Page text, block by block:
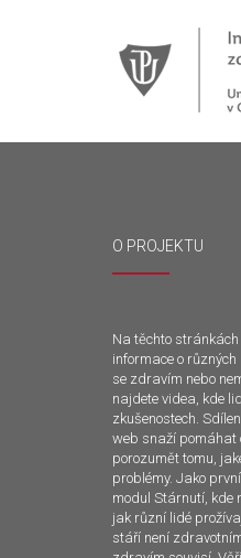
O PROJEKTU
Na těchto
informace o
se zdravím nebo
najdete videa, kde
zkušenostech.
web snaží pomáhat
porozumět tomu,
problémy. Jako
modul Stárnutí, kde
jak různí lidé
stáří není